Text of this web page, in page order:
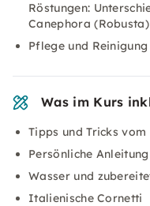
Röstungen:
Canephora
Pflege und
Was im Kurs
Tipps und Tricks
Persönliche
Wasser und
Italienische Cornetti